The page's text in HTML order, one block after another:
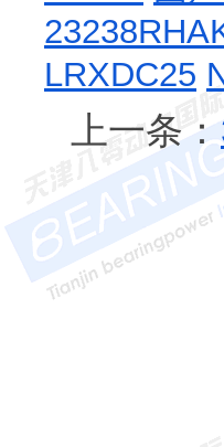
LRXDC25
上一条：